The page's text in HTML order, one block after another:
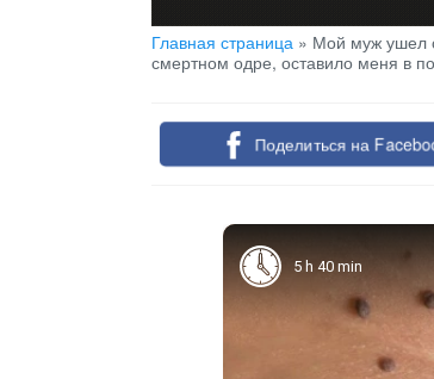
Главная страница » Мой муж ушел
смертном одре, оставило меня в
Поделиться на
5 h 40 min